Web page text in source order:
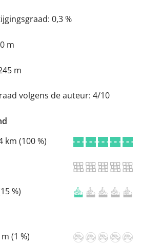
0,3 %
0 m
m
volgens de auteur: 4/10
km (100 %)
%)
(1 %)